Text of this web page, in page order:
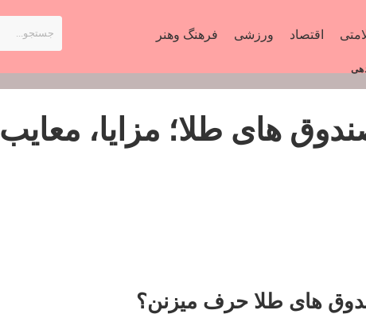
اقتصاد ورزشی فرهنگ وهنر
های طلا؛ مزایا، معایب
های طلا حرف میزنن؟